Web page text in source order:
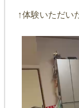
↑体験いただい